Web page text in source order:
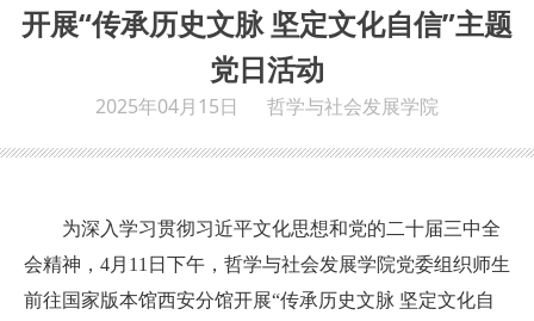
开展“传承历史文脉 坚定文化自信”主题
党日活动
2025年04月15日 哲学与社会发展学院
为深入学习贯彻习近平文化思想和党的二十届三中全
会精神 ， 4月 11 日 下午 ， 哲学与社会发展学院党委组织师生
前往国家版本馆西安分馆开展“传承历史文脉 坚定文化自